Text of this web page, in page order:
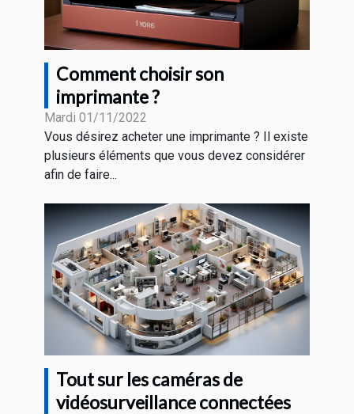
Comment choisir son
imprimante ?
Mardi 01/11/2022
Vous désirez acheter une imprimante ? Il existe
plusieurs éléments que vous devez considérer
afin de faire...
Tout sur les caméras de
vidéosurveillance connectées